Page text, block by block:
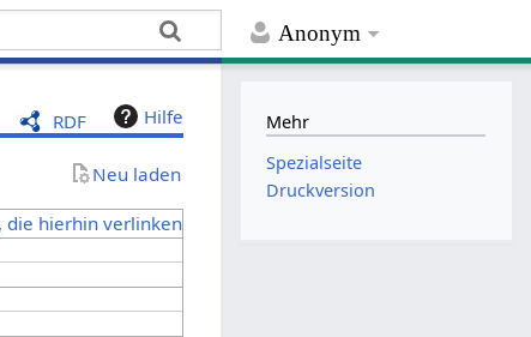
Anonym
RDF Hilfe
Neu laden
die hierhin verlinken
Mehr
Spezialseite
Druckversion